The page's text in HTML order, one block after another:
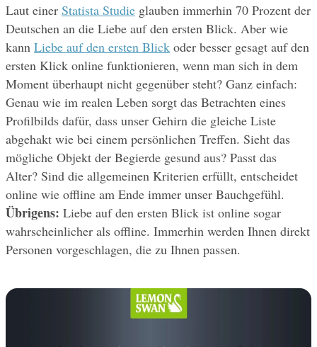
Laut einer Statista Studie glauben immerhin 70 Prozent der
Deutschen an die Liebe auf den ersten Blick. Aber wie
kann Liebe auf den ersten Blick oder besser gesagt auf den
ersten Klick online funktionieren, wenn man sich in dem
Moment überhaupt nicht gegenüber steht? Ganz einfach:
Genau wie im realen Leben sorgt das Betrachten eines
Profilbilds dafür, dass unser Gehirn die gleiche Liste
abgehakt wie bei einem persönlichen Treffen. Sieht das
mögliche Objekt der Begierde gesund aus? Passt das
Alter? Sind die allgemeinen Kriterien erfüllt, entscheidet
online wie offline am Ende immer unser Bauchgefühl.
Übrigens: Liebe auf den ersten Blick ist online sogar
wahrscheinlicher als offline. Immerhin werden Ihnen direkt
Personen vorgeschlagen, die zu Ihnen passen.